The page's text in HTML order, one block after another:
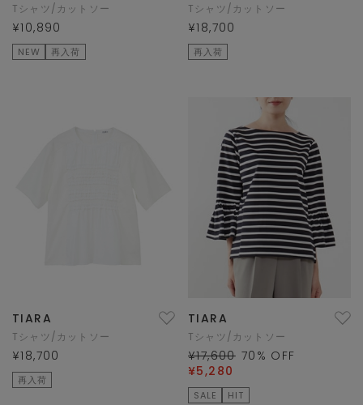
Tシャツ/カットソー
¥10,890
NEW 再入荷
Tシャツ/カットソー
¥18,700
再入荷
TIARA
Tシャツ/カットソー
¥18,700
再入荷
TIARA
Tシャツ/カットソー
¥17,600 70 % OFF
¥5,280
SALE HIT